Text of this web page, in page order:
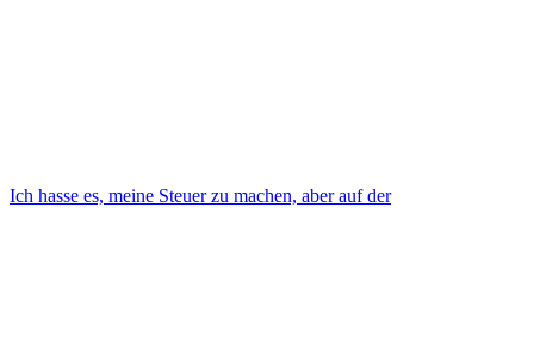
Ich hasse es, meine Steuer zu machen, aber auf der